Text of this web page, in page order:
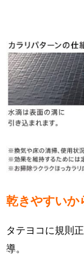
乾きやすいか
タテヨコに規則
導。